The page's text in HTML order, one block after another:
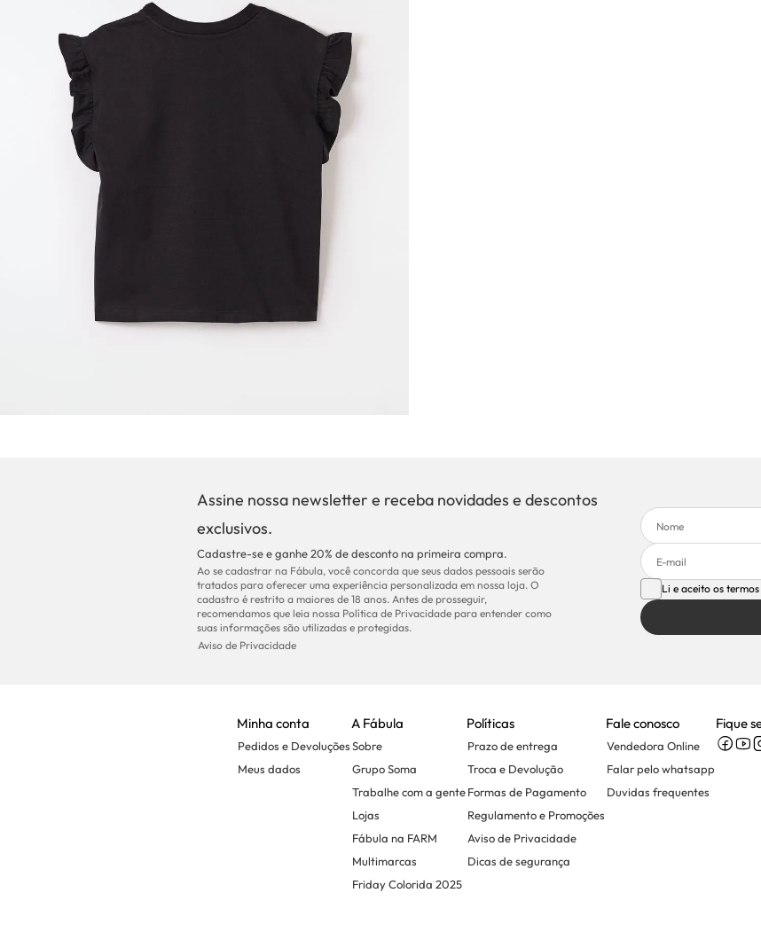
Assine nossa newsletter e receba novidades e descontos
exclusivos.
Cadastre-se e ganhe 20% de desconto na primeira compra.
Ao se cadastrar na Fábula, você concorda que seus dados pessoais serão
tratados para oferecer uma experiência personalizada em nossa loja. O
cadastro é restrito a maiores de 18 anos. Antes de prosseguir,
recomendamos que leia nossa Política de Privacidade para entender como
suas informações são utilizadas e protegidas.
Aviso de Privacidade
Li e aceito os
Minha conta
Pedidos e Devoluções
Meus dados
A Fábula
Sobre
Grupo Soma
Trabalhe com a gente
Lojas
Fábula na FARM
Multimarcas
Friday Colorida 2025
Políticas
Prazo de entrega
Troca e Devolução
Formas de Pagamento
Regulamento e Promoções
Aviso de Privacidade
Dicas de segurança
Fale conosco
Vendedora Online
Falar pelo whatsapp
Duvidas frequentes
Fique